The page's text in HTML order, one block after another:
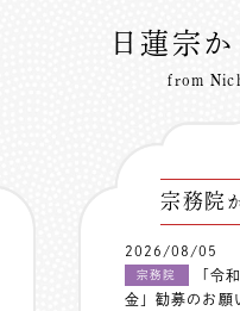
日蓮宗
from
宗務院
2026/08/05
宗務院
「令
金」勧募のお願